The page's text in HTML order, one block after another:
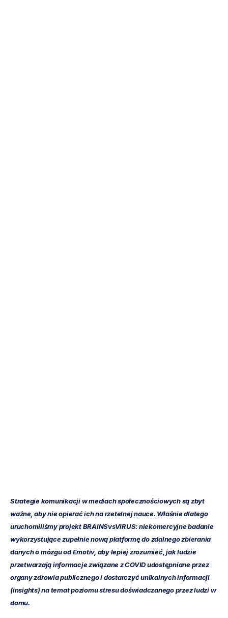
Strategie komunikacji w mediach społecznościowych są zbyt
ważne, aby nie opierać ich na rzetelnej nauce. Właśnie dlatego
uruchomiliśmy projekt BRAINSvsVIRUS: niekomercyjne badanie
wykorzystujące zupełnie nową platformę do zdalnego zbierania
danych o mózgu od Emotiv, aby lepiej zrozumieć, jak ludzie
przetwarzają informacje związane z COVID udostępniane przez
organy zdrowia publicznego i dostarczyć unikalnych informacji
(insights) na temat poziomu stresu doświadczanego przez ludzi w
domu.